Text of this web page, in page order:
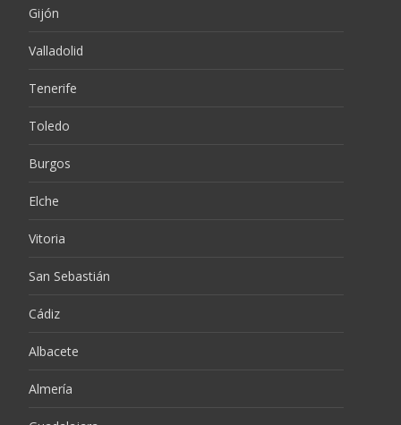
Gijón
Valladolid
Tenerife
Toledo
Burgos
Elche
Vitoria
San Sebastián
Cádiz
Albacete
Almería